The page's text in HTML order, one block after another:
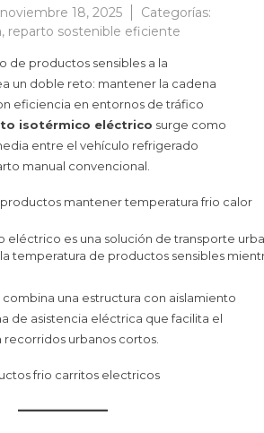
noviembre 18, 2025
Categorías:
, reparto sostenible eficiente
de productos sensibles a la
un doble reto: mantener la cadena
eficiencia en entornos de tráfico
isotérmico eléctrico surge como
entre el vehículo refrigerado
manual convencional.
eléctrico es una solución de transporte
temperatura de productos sensibles
una estructura con aislamiento
de asistencia eléctrica que facilita el
urbanos cortos.